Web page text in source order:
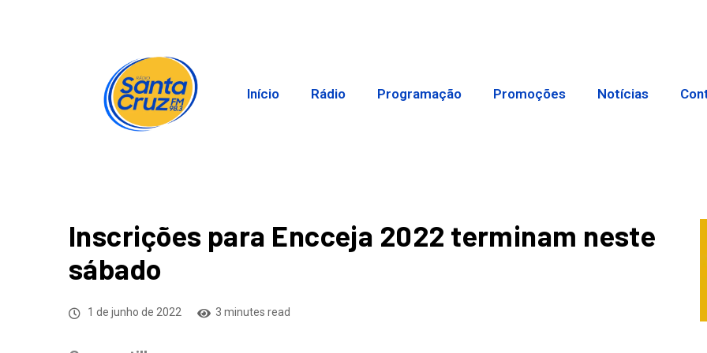
Início Rádio Programação Promoções Notícias
Inscrições para Encceja 2022 terminam neste
sábado
1 de junho de 2022 3 minutes read